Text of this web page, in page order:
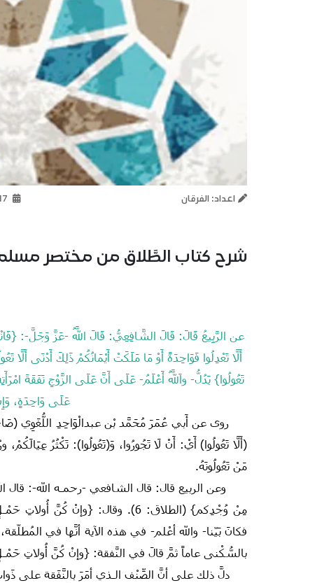
اعداد: الفرقان
شرح كتاب الطَّلاق من مختصر مسلم
عن الرَّبِيعُ‏ قَالَ‏:‏ قَالَ الشَّافِعِيُّ:‏ قَالَ اللَّهُ -عَزَّ وَجَلَّ-:‏
تَعُولُوا}‏ يَدُلُّ- واَللَّهُ أَعْلَمُ- عَلَى أَنَّ عَلَى الزَّوْجِ‏ نَفَقَةَ
عَلَى وَاحِدَةٍ،‏
روى عن أَبي عُمَرَ مُحَمَّد بْن عبدالْوَاحِدِ اللُّغَوِي
‏(‏أَلَّا تَعُولُوا‏)‏ أَيْ: أَنْ لَا تَجُورُوا، وَ‏(‏تَعُولُوا‏)‏‏:‏ تَكْثُرُ
مَنْ تَعُولُونَهُ‏.‏
وعن الربيع قال: قال الشافعي -رحمـه الله-:
فكانَ بَيّنا- والله أعْلم- في هذه الآية أنَّها في
بالسُّكْنى عاماً ثمَّ قالَ في النَّفقة: {وإنْ كُنَّ أُولاتِ
دلَّ ذلك على أنَّ الصِّنْف الـذي أمَرَ بالنَّفَقة على